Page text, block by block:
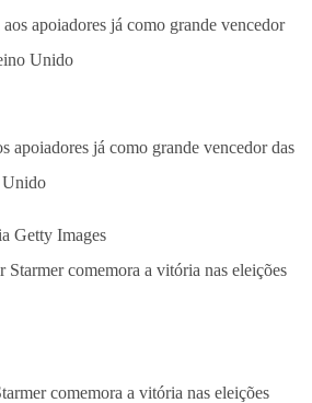
apoiadores já como grande vencedor das
Unido
Getty Images
comemora a vitória nas eleições